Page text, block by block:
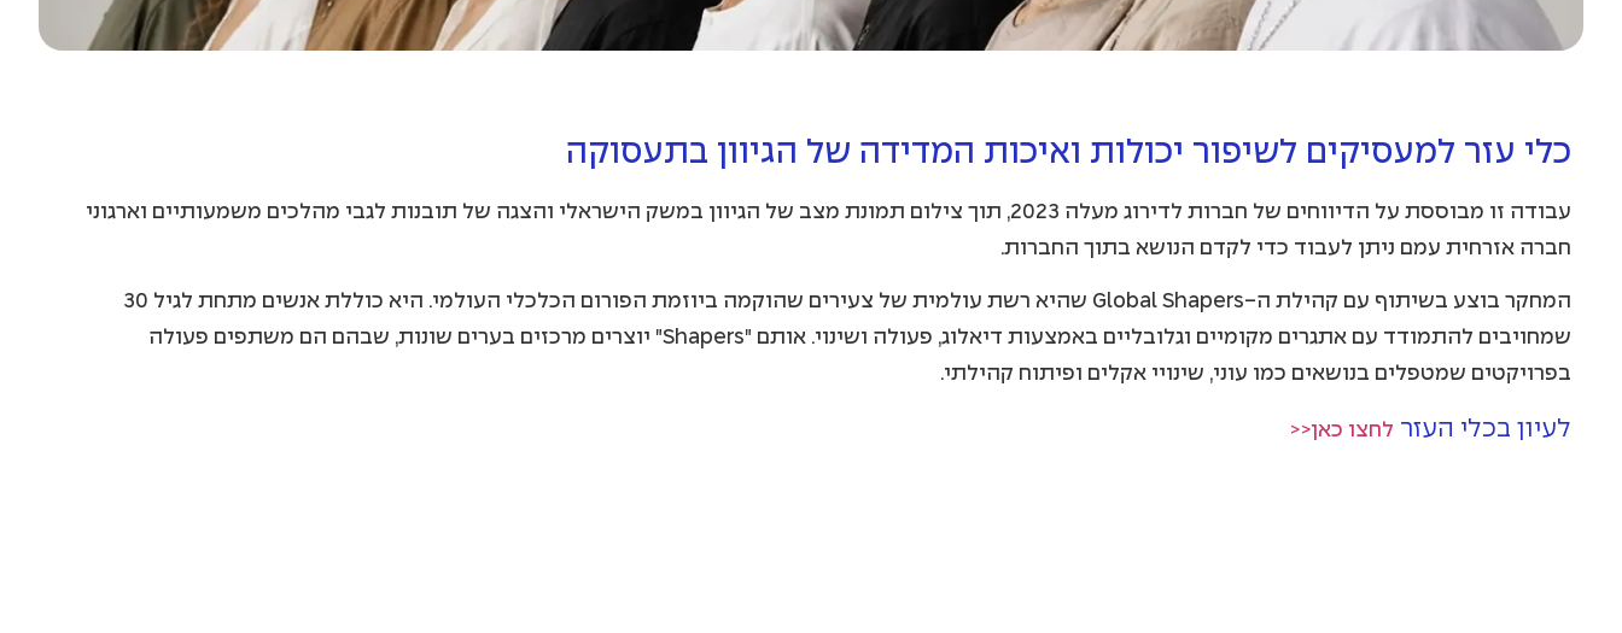
כלי עזר למעסיקים לשיפור יכולות ואיכות המדידה של הגיוון בתעסוקה
עבודה זו מבוססת על הדיווחים של חברות לדירוג מעלה 2023, תוך צילום תמונת מצב של הגיוון במשק הישראלי והצגה של תובנות לגבי מהלכים משמעותיים וארגוני
חברה אזרחית עמם ניתן לעבוד כדי לקדם הנושא בתוך החברות.
המחקר בוצע בשיתוף עם קהילת ה-Global Shapers שהיא רשת עולמית של צעירים שהוקמה ביוזמת הפורום הכלכלי העולמי. היא כוללת אנשים מתחת לגיל 30
שמחויבים להתמודד עם אתגרים מקומיים וגלובליים באמצעות דיאלוג, פעולה ושינוי. אותם "Shapers" יוצרים מרכזים בערים שונות, שבהם הם משתפים פעולה
בפרויקטים שמטפלים בנושאים כמו עוני, שינויי אקלים ופיתוח קהילתי.
לעיון בכלי העזר לחצו כאן<<